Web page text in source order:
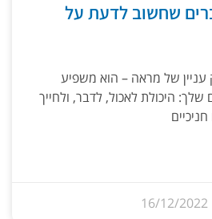
שחשוב לדעת על
של מראה – הוא משפיע
שלך: היכולת לאכול, לדבר, ולחייך